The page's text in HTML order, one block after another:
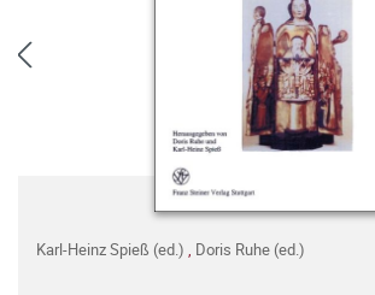
Karl-Heinz Spieß (ed.) , Doris Ruhe (ed.)